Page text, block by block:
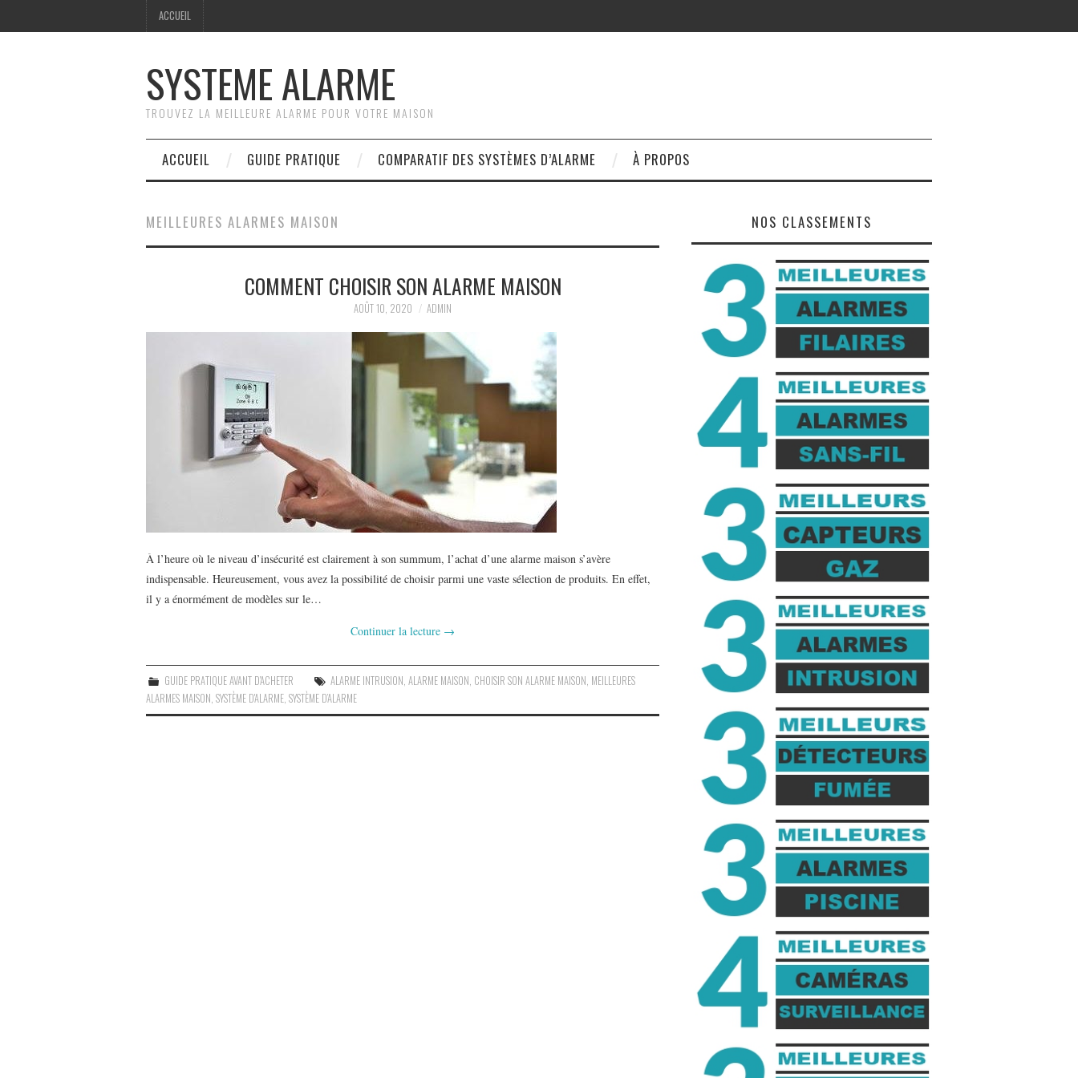
ACCUEIL
SYSTEME ALARME
TROUVEZ LA MEILLEURE ALARME POUR VOTRE MAISON
ACCUEIL GUIDE PRATIQUE COMPARATIF DES SYSTÈMES D’ALARME À PROPOS
MEILLEURES ALARMES MAISON
COMMENT CHOISIR SON ALARME MAISON
AOÛT 10, 2020 ADMIN
À l’heure où le niveau d’insécurité est clairement à son summum, l’achat d’une alarme maison s’avère
indispensable. Heureusement, vous avez la possibilité de choisir parmi une vaste sélection de produits. En effet,
il y a énormément de modèles sur le…
Continuer la lecture →
GUIDE PRATIQUE AVANT D'ACHETER ALARME INTRUSION ,ALARME MAISON CHOISIR SON ALARME MAISON MEILLEURES
ALARMES MAISON SYSTÈME D'ALARME SYSTÈME D’ALARME
NOS CLASSEMENTS